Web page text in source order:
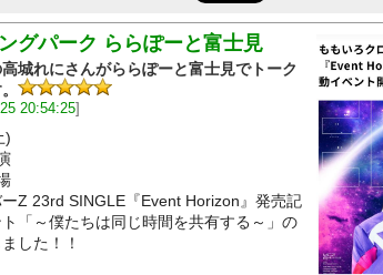
グパーク ららぽーと富士見
城れにさんがららぽーと富士見でトーク
20:54:25]
)
Z 23rd SINGLE『Event Horizon』発売記
「～僕たちは同じ時間を共有する～」の
した！！